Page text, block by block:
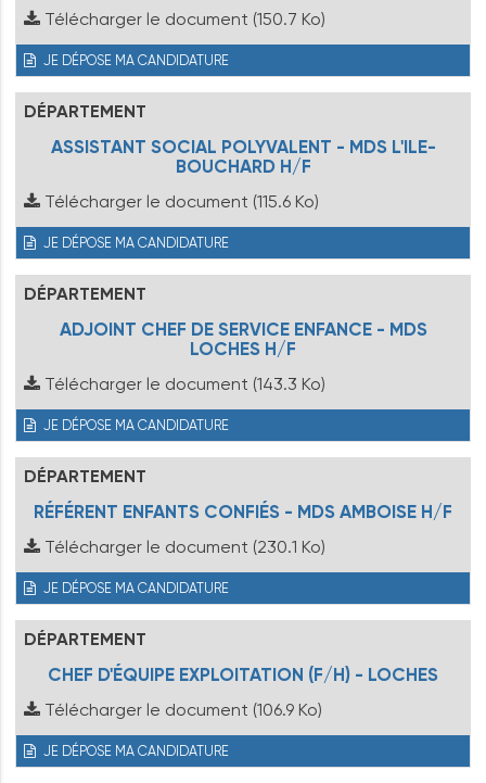
Télécharger le document (150.7 Ko)
JE DÉPOSE MA CANDIDATURE
DÉPARTEMENT
ASSISTANT SOCIAL POLYVALENT - MDS L'ILE-
BOUCHARD H/F
Télécharger le document (115.6 Ko)
JE DÉPOSE MA CANDIDATURE
DÉPARTEMENT
ADJOINT CHEF DE SERVICE ENFANCE - MDS
LOCHES H/F
Télécharger le document (143.3 Ko)
JE DÉPOSE MA CANDIDATURE
DÉPARTEMENT
RÉFÉRENT ENFANTS CONFIÉS - MDS AMBOISE H/F
Télécharger le document (230.1 Ko)
JE DÉPOSE MA CANDIDATURE
DÉPARTEMENT
CHEF D'ÉQUIPE EXPLOITATION (F/H) - LOCHES
Télécharger le document (106.9 Ko)
JE DÉPOSE MA CANDIDATURE